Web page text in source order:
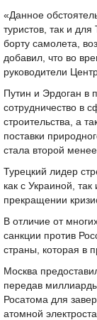
«Данное
туристов, так и
борту самолета,
добавил, что во
руководители
Путин и Эрдоган в
сотрудничество в
строительства, а
поставки
стала второй
Турецкий лидер
как с Украиной,
прекращении
В отличие от
санкции против
страны, которая в
Москва
передав
Росатома для
атомной